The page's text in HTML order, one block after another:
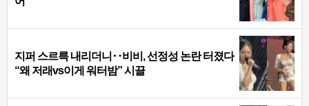
지퍼 스르륵 내리더니‥비비, 선정성 논란 터졌다
“왜 저래vs이게 워터밤” 시끌